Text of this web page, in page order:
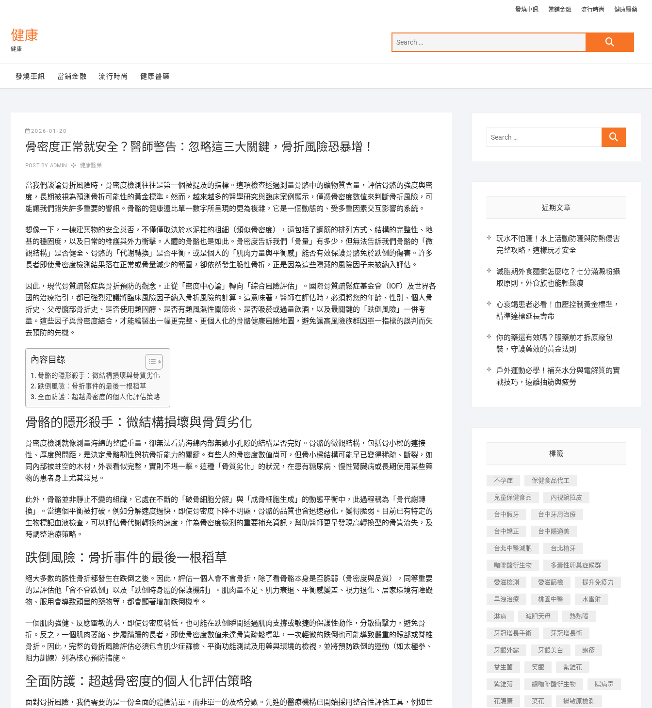
content
發燒車訊 當鋪金融 流行時尚 健康醫藥
健康
健康
Search
發燒車訊 當鋪金融 流行時尚 健康醫藥
2026-01-20
骨密度正常就安全？醫師警告：忽略這三大關鍵，骨折風險恐暴增！
POST BY ADMIN 健康醫藥
當我們談論骨折風險時，骨密度檢測往往是第一個被提及的指標。這項檢查透過測量骨骼中的礦物質含量，評估骨骼的強度與密
度，長期被視為預測骨折可能性的黃金標準。然而，越來越多的醫學研究與臨床案例顯示，僅憑骨密度數值來判斷骨折風險，可
能讓我們錯失許多重要的警訊。骨骼的健康遠比單一數字所呈現的更為複雜，它是一個動態的、受多重因素交互影響的系統。
想像一下，一棟建築物的安全與否，不僅僅取決於水泥柱的粗細（類似骨密度），還包括了鋼筋的排列方式、結構的完整性、地
基的穩固度，以及日常的維護與外力衝擊。人體的骨骼也是如此。骨密度告訴我們「骨量」有多少，但無法告訴我們骨骼的「微
觀結構」是否健全、骨骼的「代謝轉換」是否平衡，或是個人的「肌肉力量與平衡感」能否有效保護骨骼免於跌倒的傷害。許多
長者即使骨密度檢測結果落在正常或骨量減少的範圍，卻依然發生脆性骨折，正是因為這些隱藏的風險因子未被納入評估。
因此，現代骨質疏鬆症與骨折預防的觀念，正從「密度中心論」轉向「綜合風險評估」。國際骨質疏鬆症基金會（IOF）及世界各
國的治療指引，都已強烈建議將臨床風險因子納入骨折風險的計算。這意味著，醫師在評估時，必須將您的年齡、性別、個人骨
折史、父母髖部骨折史、是否使用類固醇、是否有類風濕性關節炎、是否吸菸或過量飲酒，以及最關鍵的「跌倒風險」一併考
量。這些因子與骨密度結合，才能繪製出一幅更完整、更個人化的骨骼健康風險地圖，避免讓高風險族群因單一指標的誤判而失
去預防的先機。
內容目錄
骨骼的隱形殺手：微結構損壞與骨質劣化
跌倒風險：骨折事件的最後一根稻草
全面防護：超越骨密度的個人化評估策略
骨骼的隱形殺手：微結構損壞與骨質劣化
骨密度檢測就像測量海綿的整體重量，卻無法看清海綿內部無數小孔隙的結構是否完好。骨骼的微觀結構，包括骨小樑的連接
性、厚度與間距，是決定骨骼韌性與抗骨折能力的關鍵。有些人的骨密度數值尚可，但骨小樑結構可能早已變得稀疏、斷裂，如
同內部被蛀空的木材，外表看似完整，實則不堪一擊。這種「骨質劣化」的狀況，在患有糖尿病、慢性腎臟病或長期使用某些藥
物的患者身上尤其常見。
此外，骨骼並非靜止不變的組織，它處在不斷的「破骨細胞分解」與「成骨細胞生成」的動態平衡中，此過程稱為「骨代謝轉
換」。當這個平衡被打破，例如分解速度過快，即使骨密度下降不明顯，骨骼的品質也會迅速惡化，變得脆弱。目前已有特定的
生物標記血液檢查，可以評估骨代謝轉換的速度，作為骨密度檢測的重要補充資訊，幫助醫師更早發現高轉換型的骨質流失，及
時調整治療策略。
跌倒風險：骨折事件的最後一根稻草
絕大多數的脆性骨折都發生在跌倒之後。因此，評估一個人會不會骨折，除了看骨骼本身是否脆弱（骨密度與品質），同等重要
的是評估他「會不會跌倒」以及「跌倒時身體的保護機制」。肌肉量不足、肌力衰退、平衡感變差、視力退化、居家環境有障礙
物、服用會導致頭暈的藥物等，都會顯著增加跌倒機率。
一個肌肉強健、反應靈敏的人，即使骨密度稍低，也可能在跌倒瞬間透過肌肉支撐或敏捷的保護性動作，分散衝擊力，避免骨
折。反之，一個肌肉萎縮、步履蹣跚的長者，即使骨密度數值未達骨質疏鬆標準，一次輕微的跌倒也可能導致嚴重的髖部或脊椎
骨折。因此，完整的骨折風險評估必須包含肌少症篩檢、平衡功能測試及用藥與環境的檢視，並將預防跌倒的運動（如太極拳、
阻力訓練）列為核心預防措施。
全面防護：超越骨密度的個人化評估策略
面對骨折風險，我們需要的是一份全面的體檢清單，而非單一的及格分數。先進的醫療機構已開始採用整合性評估工具，例如世
Search
近期文章
玩水不怕曬！水上活動防曬與防熱傷害
完整攻略，這樣玩才安全
減脂期外食麵攤怎麼吃？七分滿澱粉攝
取原則，外食族也能輕鬆瘦
心衰竭患者必看！血壓控制黃金標準，
精準達標延長壽命
你的藥還有效嗎？服藥前才拆原廠包
裝，守護藥效的黃金法則
戶外運動必學！補充水分與電解質的實
戰技巧，遠離抽筋與疲勞
標籤
不孕症 保健食品代工
兒童保健食品 內視鏡拉皮
台中假牙 台中牙周治療
台中矯正 台中隱適美
台北中醫減肥 台北植牙
咖啡酸衍生物 多囊性卵巢症候群
愛滋檢測 愛滋篩檢 提升免疫力
早洩治療 桃園中醫 水雷射
淋病 減肥天母 熱熱喝
牙冠增長手術 牙冠增長術
牙齦外露 牙齦美白 皰疹
益生菌 笑齦 紫錐花
紫錐菊 總咖啡酸衍生物 腸病毒
花賜康 菜花 過敏原檢測